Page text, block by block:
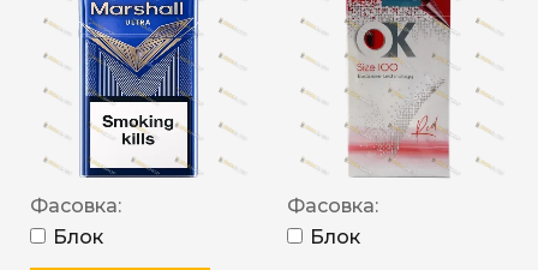
Фасовка:
Блок
Фасовка:
Блок